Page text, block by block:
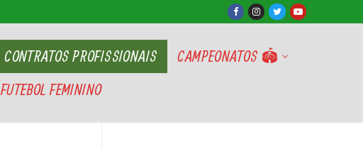
CONTRATOS PROFISSIONAIS
CAMPEONATOS 🏟
FUTEBOL FEMININO